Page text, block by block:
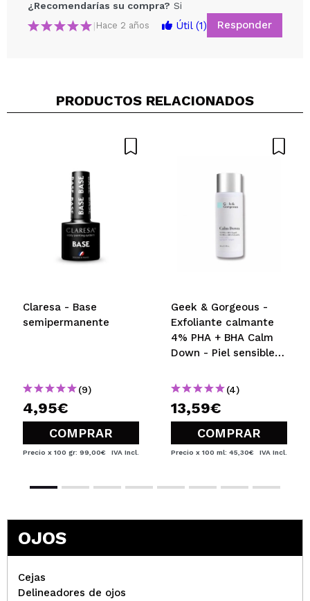
¿Recomendarías su compra? Si
| Hace 2 años Útil (1) Responder
PRODUCTOS RELACIONADOS
Claresa - Base
semipermanente
(9)
4,95€
COMPRAR
Precio x 100 gr: 99,00€ IVA Incl.
Geek & Gorgeous -
Exfoliante calmante
4% PHA + BHA Calm
Down - Piel sensible
(4)
13,59€
COMPRAR
Precio x 100 ml: 45,30€ IVA Incl.
OJOS
Cejas
Delineadores de ojos